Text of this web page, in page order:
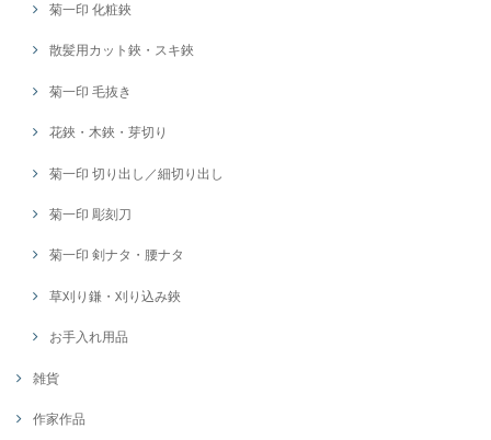
菊一印 化粧鋏
散髪用カット鋏・スキ鋏
菊一印 毛抜き
花鋏・木鋏・芽切り
菊一印 切り出し／細切り出し
菊一印 彫刻刀
菊一印 剣ナタ・腰ナタ
草刈り鎌・刈り込み鋏
お手入れ用品
雑貨
作家作品